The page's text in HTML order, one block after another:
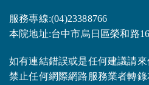
服務專線:(04)23388766
本院地址:台中市烏日區榮和路
如有連結錯誤或是任何建議請來
禁止任何網際網路服務業者轉